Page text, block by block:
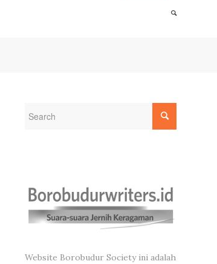
Website Borobudur Society ini adalah